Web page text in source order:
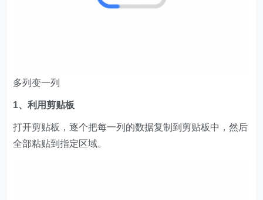
多列变一列
1、利用剪贴板
打开剪贴板，逐个把每一列的数据复制到剪贴板中，然后
全部粘贴到指定区域。